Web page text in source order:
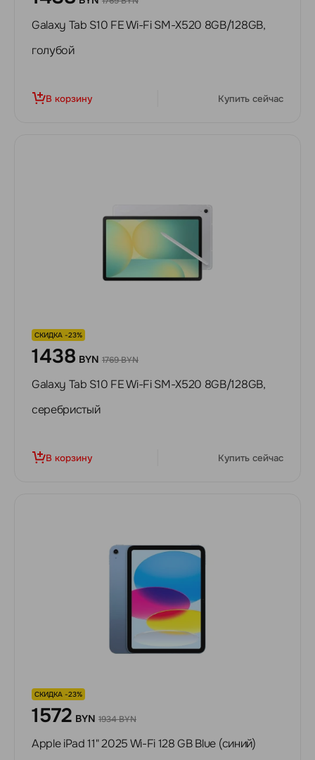
Galaxy Tab S10 FE Wi-Fi SM-X520 8GB/128GB,
голубой
В корзину Купить сейчас
СКИДКА -23%
1438 BYN 1769 BYN
Galaxy Tab S10 FE Wi-Fi SM-X520 8GB/128GB,
серебристый
В корзину Купить сейчас
СКИДКА -23%
1572 BYN 1934 BYN
Apple iPad 11" 2025 Wi-Fi 128 GB Blue (синий)